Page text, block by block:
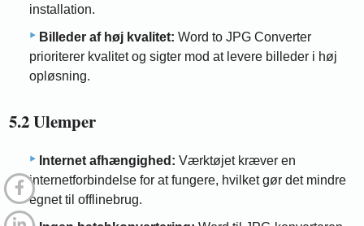
installation.
Billeder af høj kvalitet: Word to JPG Converter
prioriterer kvalitet og sigter mod at levere billeder i høj
opløsning.
5.2 Ulemper
Internet afhængighed: Værktøjet kræver en
internetforbindelse for at fungere, hvilket gør det mindre
egnet til offlinebrug.